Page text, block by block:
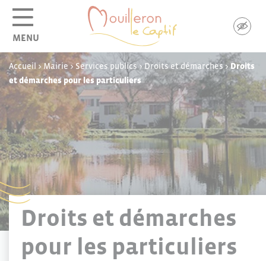
MENU
Accueil >Mairie> Services publics>Droits et démarches>Droits
et démarches pour les particuliers
Droits et démarches
pour les particuliers
Panneau de gestion des cookies